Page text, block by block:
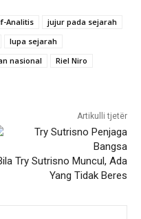
Analitis
jujur pada sejarah
lupa sejarah
nasional
Riel Niro
Artikulli tjetër
Try Sutrisno Muncul, Ada
Yang Tidak Beres